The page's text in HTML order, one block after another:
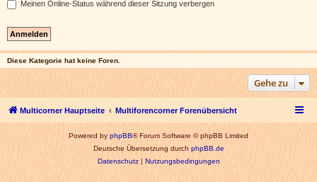
Meinen Online-Status während dieser Sitzung verbergen
Diese Kategorie hat keine Foren.
Gehe zu
Multicorner Hauptseite Multiforencorner Forenübersicht
Powered byphpBB® Forum Software © phpBB Limited
Deutsche Übersetzung durchphpBB.de
Datenschutz|Nutzungsbedingungen